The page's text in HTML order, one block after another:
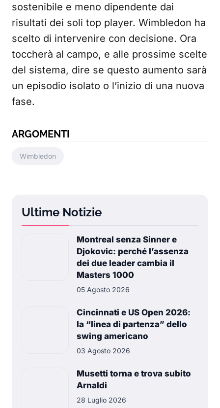
sostenibile e meno dipendente dai
risultati dei soli top player. Wimbledon ha
scelto di intervenire con decisione. Ora
toccherà al campo, e alle prossime scelte
del sistema, dire se questo aumento sarà
un episodio isolato o l’inizio di una nuova
fase.
ARGOMENTI
Wimbledon
Ultime Notizie
Montreal senza Sinner e
Djokovic: perché l’assenza
dei due leader cambia il
Masters 1000
05 Agosto 2026
Cincinnati e US Open 2026:
la “linea di partenza” dello
swing americano
03 Agosto 2026
Musetti torna e trova subito
Arnaldi
28 Luglio 2026